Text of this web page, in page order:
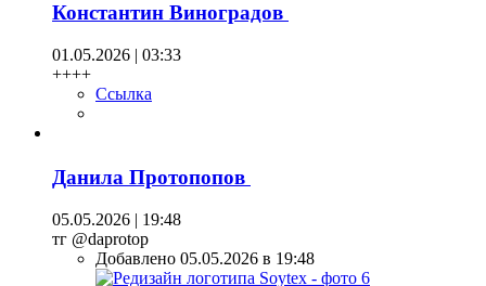
Константин Виноградов
01.05.2026 | 03:33
++++
Ссылка
Данила Протопопов
05.05.2026 | 19:48
тг @daprotop
Добавлено 05.05.2026 в 19:48